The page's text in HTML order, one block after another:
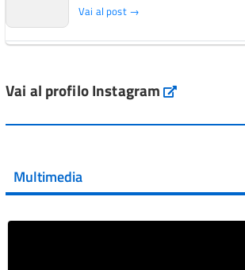
Vai al post →
Vai al post →
Vai al post →
Vai al profilo Instagram Instagram
Multimedia